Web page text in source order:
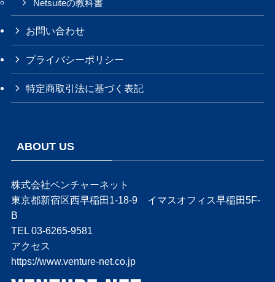
Netsuiteの教科書
お問い合わせ
プライバシーポリシー
特定商取引法に基づく表記
ABOUT US
株式会社ベンチャーネット
東京都新宿区西早稲田1-18-9 イマスオフィス早稲田5F-
B
TEL 03-6265-9581
アクセス
https://www.venture-net.co.jp